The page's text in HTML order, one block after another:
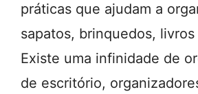
práticas que ajudam a
sapatos, brinquedos,
Existe uma infinidade de
de escritório,